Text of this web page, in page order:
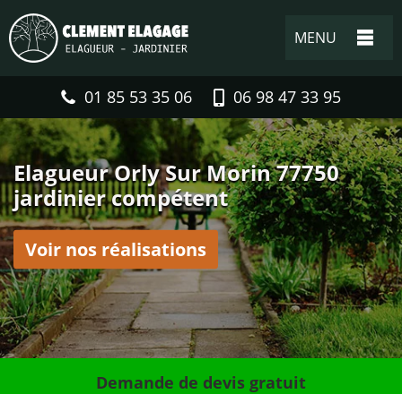
MENU
01 85 53 35 06 06 98 47 33 95
Elagueur Orly Sur Morin 77750
jardinier compétent
Voir nos réalisations
Demande de devis gratuit